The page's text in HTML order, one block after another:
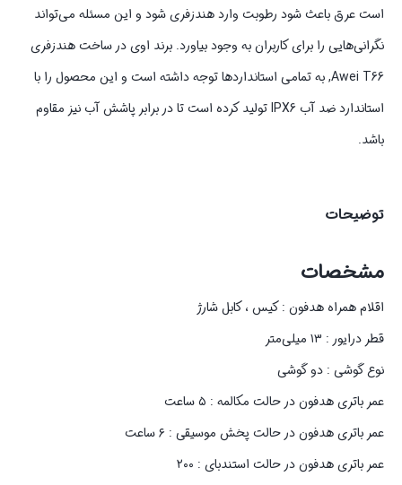
است عرق باعث شود رطوبت وارد هندزفری شود و این مسئله می‌تواند
نگرانی‌هایی را برای کاربران به وجود بیاورد. برند اوی در ساخت هندزفری
Awei T66, به تمامی استانداردها توجه داشته است و این محصول را با
استاندارد ضد آب IPX6 تولید کرده است تا در برابر پاشش آب نیز مقاوم
باشد.
توضیحات
مشخصات
اقلام همراه هدفون : کیس ، کابل شارژ
قطر درایور : ۱۳ میلی‌متر
نوع گوشی : دو گوشی
عمر باتری هدفون در حالت مکالمه : ۵ ساعت
عمر باتری هدفون در حالت پخش موسیقی : ۶ ساعت
عمر باتری هدفون در حالت استندبای : ۲۰۰